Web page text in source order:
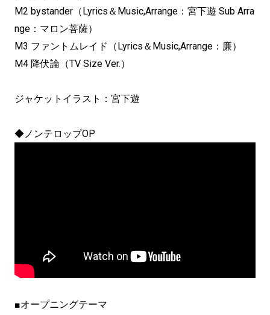
M2 bystander（Lyrics＆Music,Arrange：宮下遊 Sub Arra
nge：マロン菩薩）
M3 ファントムレイド（Lyrics＆Music,Arrange：廉）
M4 降伏論（TV Size Ver.）
ジャケットイラスト：宮下遊
◆ノンテロップOP
■オープニングテーマ